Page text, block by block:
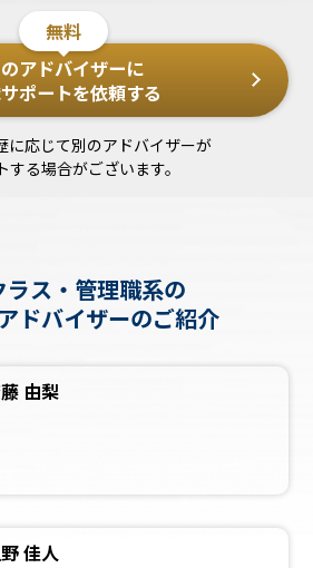
無料
アドバイザーに
ポートを依頼する
に応じて別のアドバイザーが
する場合がございます。
ラス・管理職系の
ドバイザーのご紹介
由梨
佳人